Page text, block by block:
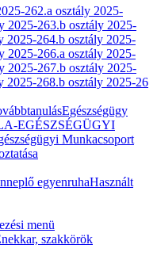
262.a osztály 2025-
2025-263.b osztály 2025-
2025-264.b osztály 2025-
2025-266.a osztály 2025-
2025-267.b osztály 2025-
2025-268.b osztály 2025-26
Egészségügy
EGÉSZSÉGÜGYI
Munkacsoport
egyenruhaHasznált
menü
szakkörök